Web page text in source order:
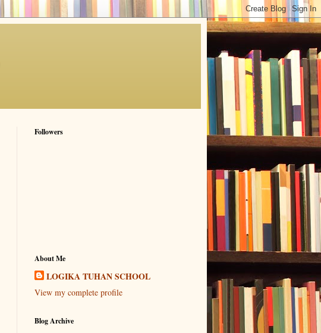
Followers
About Me
LOGIKA TUHAN SCHOOL
View my complete profile
Blog Archive